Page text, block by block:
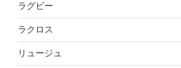
ラグビー
ラクロス
リュージュ